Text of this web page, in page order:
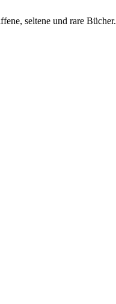
seltene und rare Bücher.